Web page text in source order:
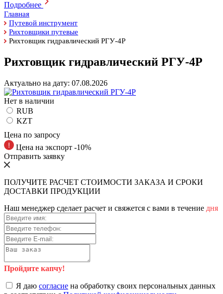
Подробнее
Главная
Путевой инструмент
Рихтовщики путевые
Рихтовщик гидравлический РГУ-4Р
Рихтовщик гидравлический РГУ-4Р
Актуально на дату: 07.08.2026
Нет в наличии
RUB
KZT
Цена по запросу
Цена на экспорт -10%
Отправить заявку
ПОЛУЧИТЕ РАСЧЕТ СТОИМОСТИ ЗАКАЗА И СРОКИ
ДОСТАВКИ ПРОДУКЦИИ
Наш менеджер сделает расчет и свяжется с вами в течение дня
Пройдите капчу!
Я даю согласие на обработку своих персональных данных